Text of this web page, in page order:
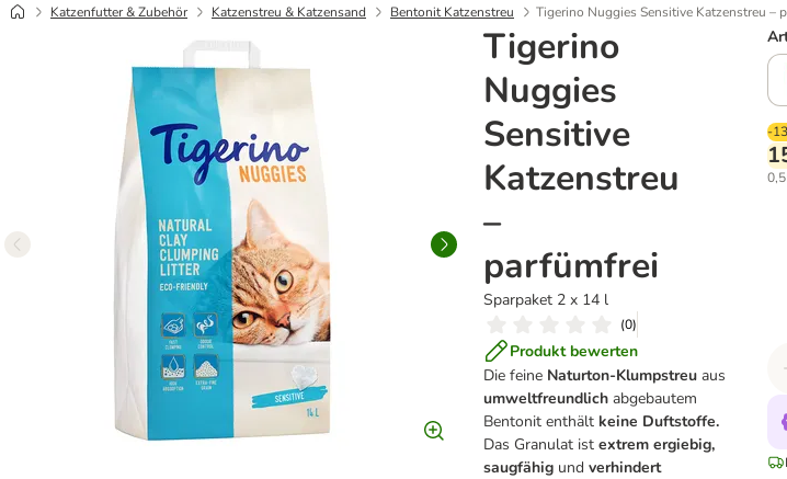
Katzenfutter & Zubehör Katzenstreu & Katzensand Bentonit Katzenstreu Tigerino Nuggies Sensitive Katzenstreu –
Tigerino
Nuggies
Sensitive
Katzenstreu
–
parfümfrei
Sparpaket 2 x 14 l
(0)
Produkt bewerten
Die feine Naturton-Klumpstreu aus
umweltfreundlich abgebautem
Bentonit enthält keine Duftstoffe.
Das Granulat ist extrem ergiebig,
saugfähig und verhindert
-